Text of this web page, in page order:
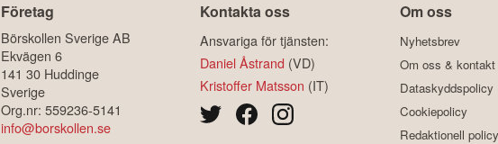
Företag
Börskollen Sverige AB
Ekvägen 6
141 30 Huddinge
Sverige
Org.nr: 559236-5141
info@borskollen.se
Kontakta oss
Ansvariga för tjänsten:
Daniel Åstrand (VD)
Kristoffer Matsson (IT)
Om oss
Nyhetsbrev
Om oss & kontakt
Dataskyddspolicy
Cookiepolicy
Redaktionell policy